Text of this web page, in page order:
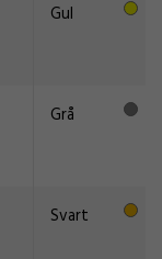
Gul
Grå
Svart